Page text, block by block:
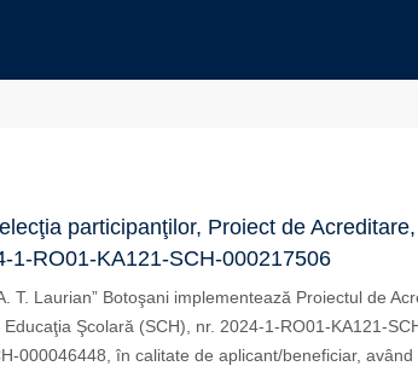
participanţilor, Proiect de
1-RO01-KA121-SCH-000217506
T. Laurian” Botoşani implementează Proiectul de
Şcolară (SCH), nr. 2024-1-RO01-KA121-
000046448, în calitate de aplicant/beneficiar,